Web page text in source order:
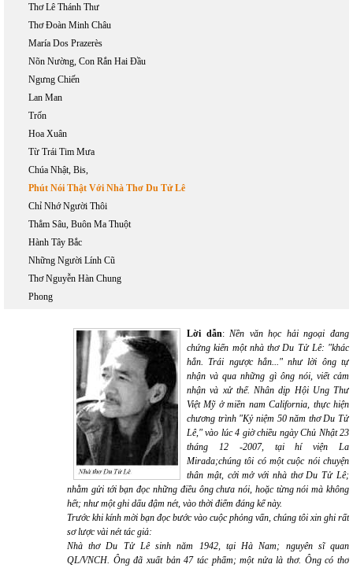
Thơ Lê Thánh Thư
Thơ Đoàn Minh Châu
María Dos Prazerès
Nõn Nường, Con Rắn Hai Đầu
Ngưng Chiến
Lan Man
Trốn
Hoa Xuân
Từ Trái Tim Mưa
Chúa Nhật, Bis,
Phút Nói Thật Với Nhà Thơ Du Tử Lê
Chỉ Nhớ Người Thôi
Thẳm Sâu, Buôn Ma Thuột
Hành Tây Bắc
Những Người Lính Cũ
Thơ Nguyễn Hàn Chung
Phong
Lời dẫn:Nền văn học hải ngoại đang
chứng kiến một nhà thơ Du Tử Lê: "khác
hẳn. Trái ngược hẳn..." như lời ông tự
nhận và qua những gì ông nói, viết cảm
nhận và xử thế. Nhân dịp Hội Ung Thư
Việt Mỹ ở miền nam California, thực hiện
chương trình "Kỷ niệm 50 năm thơ Du Tử
Lê," vào lúc 4 giờ chiều ngày Chủ Nhật 23
tháng 12 -2007, tại hí viện La
Mirada;chúng tôi có một cuộc nói chuyện
thân mật, cởi mở với nhà thơ Du Tử Lê;
nhằm gửi tới bạn đọc những điều ông chưa nói, hoặc từng nói mà không
hết; như một ghi dấu đậm nét, vào thời điểm đáng kể này.
Trước khi kính mời bạn đọc bước vào cuộc phỏng vấn, chúng tôi xin ghi rất
sơ lược vài nét tác giả:
Nhà thơ Du Tử Lê sinh năm 1942, tại Hà Nam; nguyên sĩ quan
QL/VNCH. Ông đã xuất bản 47 tác phẩm; một nửa là thơ. Ông có thơ